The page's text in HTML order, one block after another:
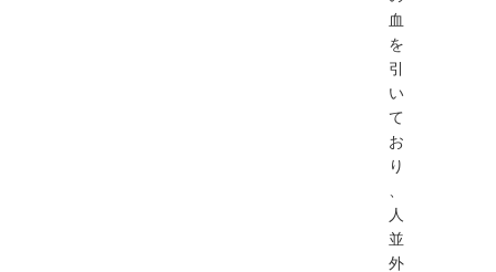
血
を
引
い
て
お
り
、
人
並
外